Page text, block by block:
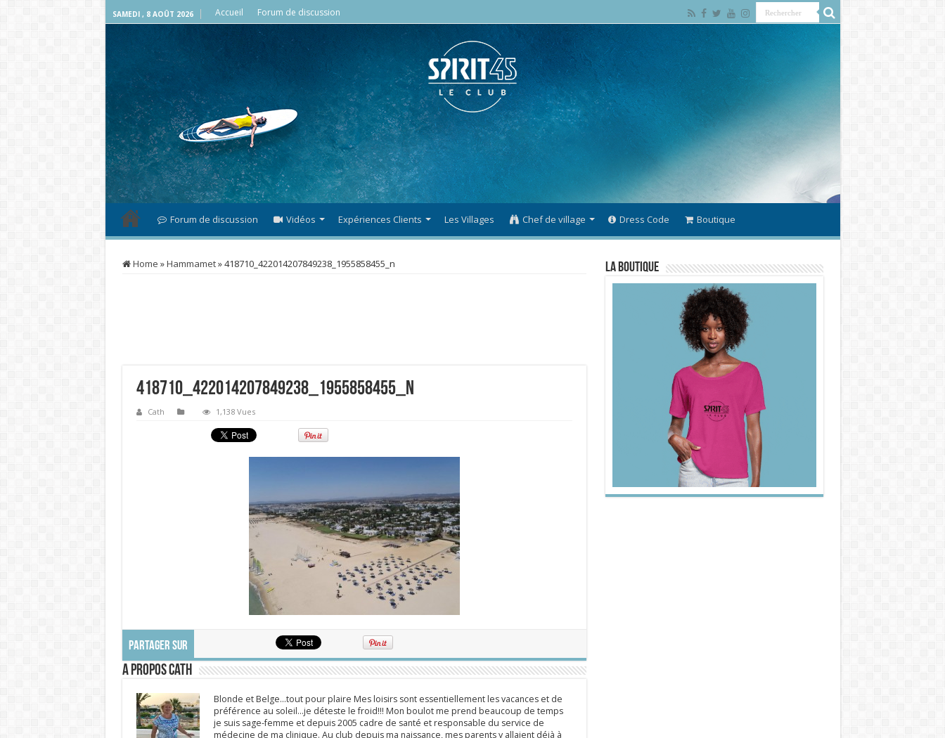
SAMEDI , 8 AOÛT 2026 Accueil Forum de discussion
Forum de discussion Vidéos Expériences Clients Les Villages Chef de village Dress Code Boutique
Home »Hammamet»418710_422014207849238_1955858455_n
418710_422014207849238_1955858455_n
Cath 1,138 Vues
PARTAGER SUR
A propos Cath
Blonde et Belge...tout pour plaire Mes loisirs sont essentiellement les vacances et de
préférence au soleil...je déteste le froid!!! Mon boulot me prend beaucoup de temps
je suis sage-femme et depuis 2005 cadre de santé et responsable du service de
médecine de ma clinique. Au club depuis ma naissance, mes parents y allaient déjà à
La Boutique